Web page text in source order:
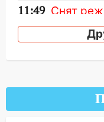
11:49 Снят
опасность» на
области
бензина Евро